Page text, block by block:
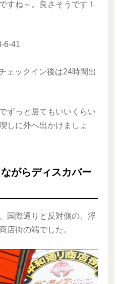
すね～。良さそうです！
6-41
ェックイン後は24時間出
ずっと居てもいいくらい
しに外へ出かけましょ
がらディスカバー
国際通りと反対側の、浮
店街の端でした。